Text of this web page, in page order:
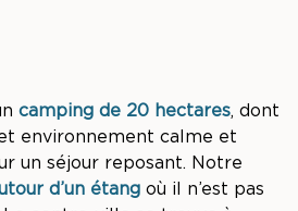
camping de 20 hectares, dont
environnement calme et
un séjour reposant. Notre
d’un étang où il n’est pas